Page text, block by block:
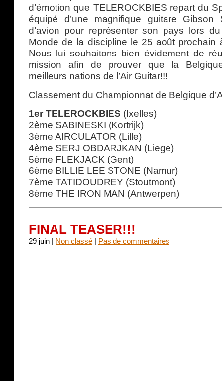
d’émotion que TELEROCKBIES repart du
équipé d’une magnifique guitare Gibson
d’avion pour représenter son pays lors
Monde de la discipline le 25 août prochain
Nous lui souhaitons bien évidement de
mission afin de prouver que la
meilleurs nations de l’Air Guitar!!!
Classement du Championnat de Belgique
1er TELEROCKBIES (Ixelles)
2ème SABINESKI (Kortrijk)
3ème AIRCULATOR (Lille)
4ème SERJ OBDARJKAN (Liege)
5ème FLEKJACK (Gent)
6ème BILLIE LEE STONE (Namur)
7ème TATIDOUDREY (Stoutmont)
8ème THE IRON MAN (Antwerpen)
FINAL TEASER!!!
29 juin | Non classé | Pas de commentaires